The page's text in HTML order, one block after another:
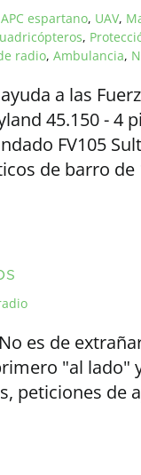
APC espartano, UAV,
,
radio, Ambulancia,
a las
45.150 - 4
FV105
de barro de
es de
"al lado"
peticiones de